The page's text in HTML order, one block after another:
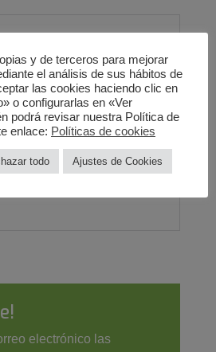
electrónico las
y de terceros para mejorar
el análisis de sus hábitos de
las cookies haciendo clic en
o configurarlas en «Ver
podrá revisar nuestra Política de
enlace: Políticas de cookies
todo Ajustes de Cookies